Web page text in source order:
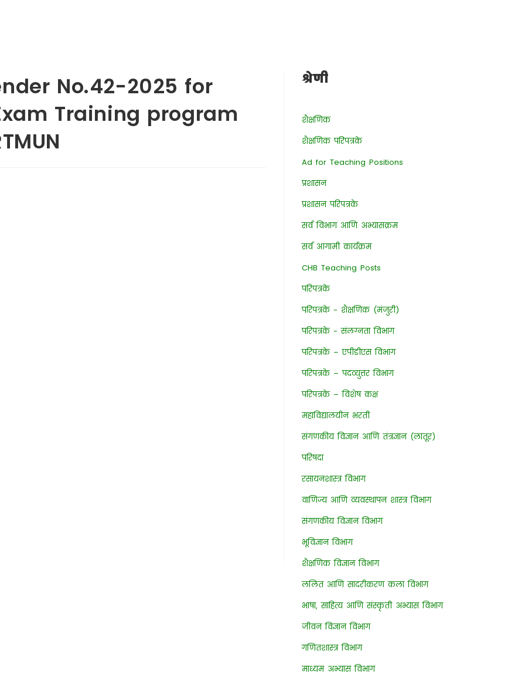
No.42-2025 for
Training program
श्रेणी
शैक्षणिक
शैक्षणिक परिपत्रके
Ad for Teaching Positions
प्रशासन
प्रशासन परिपत्रके
सर्व विभाग आणि अभ्यासक्रम
सर्व आगामी कार्यक्रम
CHB Teaching Posts
परिपत्रके
परिपत्रके - शैक्षणिक (मंजुरी)
परिपत्रके - संलग्नता विभाग
परिपत्रके – एपीडीएस विभाग
परिपत्रके – पदव्युत्तर विभाग
परिपत्रके – विशेष कक्ष
महाविद्यालयीन भरती
संगणकीय विज्ञान आणि तंत्रज्ञान (लातूर)
परिषदा
रसायनशास्त्र विभाग
वाणिज्य आणि व्यवस्थापन शास्त्र विभाग
संगणकीय विज्ञान विभाग
भूविज्ञान विभाग
शैक्षणिक विज्ञान विभाग
ललित आणि सादरीकरण कला विभाग
भाषा, साहित्य आणि संस्कृती अभ्यास विभाग
जीवन विज्ञान विभाग
गणितशास्त्र विभाग
माध्यम अभ्यास विभाग